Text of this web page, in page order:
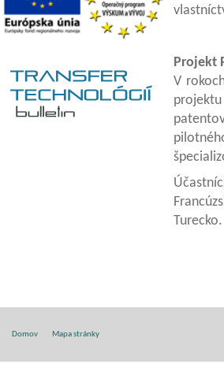
Projekt
V
Turecko.
Domov Mapa stránky